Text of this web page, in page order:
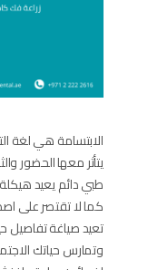
الابتسامة هي لغة
يتأثر معها الحضور
طبي دائم يعيد
كما لا تقتصر على
تعيد صياغة تفاصيل
وتمارس حياتك